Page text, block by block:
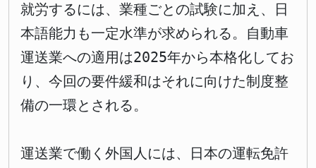
就労するには、業種ごとの試験に加え、日
本語能力も一定水準が求められる。自動車
運送業への適用は2025年から本格化してお
り、今回の要件緩和はそれに向けた制度整
備の一環とされる。
運送業で働く外国人には、日本の運転免許